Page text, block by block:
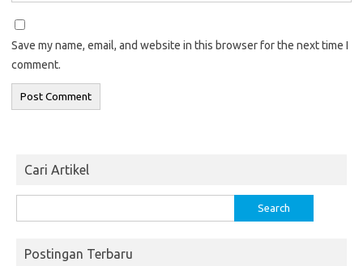
Save my name, email, and website in this browser for the next time I
comment.
Cari Artikel
for:
Postingan Terbaru